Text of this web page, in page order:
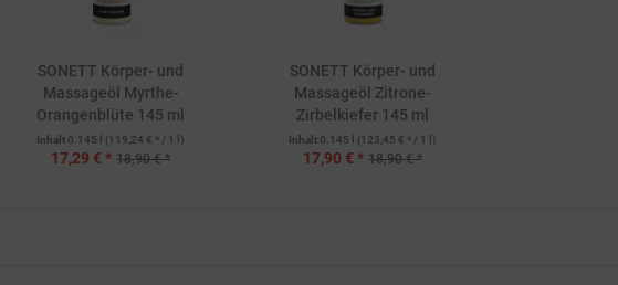
SONETT Körper- und
Massageöl Myrthe-
Orangenblüte 145 ml
Inhalt 0.145 l (119,24 € * / 1 l)
17,29 € * 18,90 € *
SONETT Körper- und
Massageöl Zitrone-
Zirbelkiefer 145 ml
Inhalt 0.145 l (123,45 € * / 1 l)
17,90 € * 18,90 € *